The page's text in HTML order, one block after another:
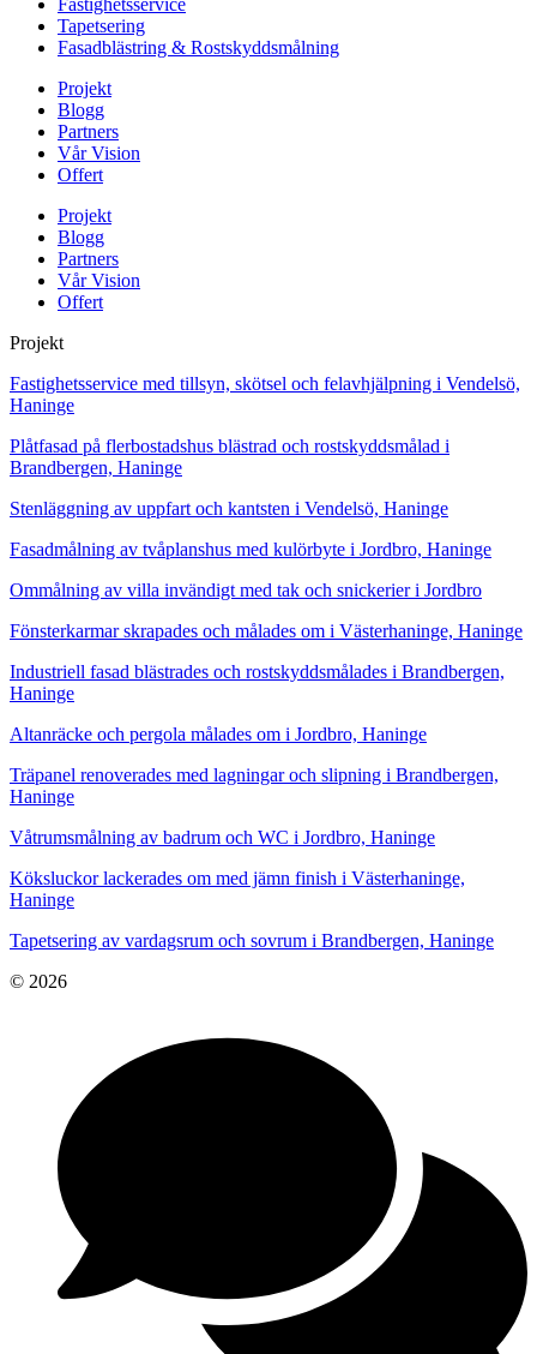
Tapetsering
Fasadblästring & Rostskyddsmålning
Projekt
Blogg
Partners
Vår Vision
Offert
Projekt
Blogg
Partners
Vår Vision
Offert
Projekt
Fastighetsservice med tillsyn, skötsel och felavhjälpning i Vendelsö,
Haninge
Plåtfasad på flerbostadshus blästrad och rostskyddsmålad i
Brandbergen, Haninge
Stenläggning av uppfart och kantsten i Vendelsö, Haninge
Fasadmålning av tvåplanshus med kulörbyte i Jordbro, Haninge
Ommålning av villa invändigt med tak och snickerier i Jordbro
Fönsterkarmar skrapades och målades om i Västerhaninge, Haninge
Industriell fasad blästrades och rostskyddsmålades i Brandbergen,
Haninge
Altanräcke och pergola målades om i Jordbro, Haninge
Träpanel renoverades med lagningar och slipning i Brandbergen,
Haninge
Våtrumsmålning av badrum och WC i Jordbro, Haninge
Köksluckor lackerades om med jämn finish i Västerhaninge,
Haninge
Tapetsering av vardagsrum och sovrum i Brandbergen, Haninge
© 2026